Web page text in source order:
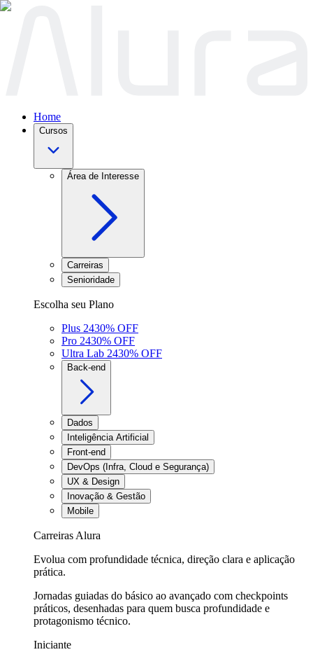
Home
Cursos
Área de Interesse
Carreiras
Senioridade
Escolha seu Plano
Plus 2430% OFF
Pro 2430% OFF
Ultra Lab 2430% OFF
Back-end
Dados
Inteligência Artificial
Front-end
DevOps (Infra, Cloud e Segurança)
UX & Design
Inovação & Gestão
Mobile
Carreiras Alura
Evolua com profundidade técnica, direção clara e aplicação
prática.
Jornadas guiadas do básico ao avançado com checkpoints
práticos, desenhadas para quem busca profundidade e
protagonismo técnico.
Iniciante